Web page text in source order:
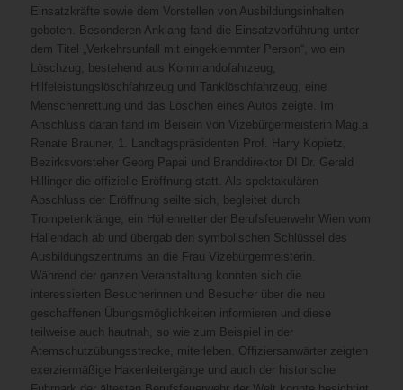
Einsatzkräfte sowie dem Vorstellen von Ausbildungsinhalten
geboten. Besonderen Anklang fand die Einsatzvorführung unter
dem Titel „Verkehrsunfall mit eingeklemmter Person“, wo ein
Löschzug, bestehend aus Kommandofahrzeug,
Hilfeleistungslöschfahrzeug und Tanklöschfahrzeug, eine
Menschenrettung und das Löschen eines Autos zeigte. Im
Anschluss daran fand im Beisein von Vizebürgermeisterin Mag.a
Renate Brauner, 1. Landtagspräsidenten Prof. Harry Kopietz,
Bezirksvorsteher Georg Papai und Branddirektor DI Dr. Gerald
Hillinger die offizielle Eröffnung statt. Als spektakulären
Abschluss der Eröffnung seilte sich, begleitet durch
Trompetenklänge, ein Höhenretter der Berufsfeuerwehr Wien vom
Hallendach ab und übergab den symbolischen Schlüssel des
Ausbildungszentrums an die Frau Vizebürgermeisterin.
Während der ganzen Veranstaltung konnten sich die
interessierten Besucherinnen und Besucher über die neu
geschaffenen Übungsmöglichkeiten informieren und diese
teilweise auch hautnah, so wie zum Beispiel in der
Atemschutzübungsstrecke, miterleben. Offiziersanwärter zeigten
exerziermäßige Hakenleitergänge und auch der historische